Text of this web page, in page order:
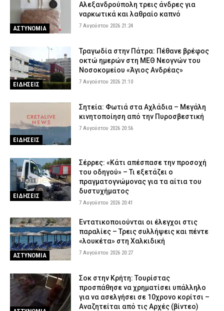
ΑΣΤΥΝΟΜΙΑ
Αλεξανδρούπολη τρεις άνδρες για
ναρκωτικά και λαθραίο καπνό
7 Αυγούστου 2026 21:24
ΕΙΔΗΣΕΙΣ
Τραγωδία στην Πάτρα: Πέθανε βρέφος
οκτώ ημερών στη ΜΕΘ Νεογνών του
Νοσοκομείου «Άγιος Ανδρέας»
7 Αυγούστου 2026 21:10
ΕΙΔΗΣΕΙΣ
Σητεία: Φωτιά στα Αχλάδια – Μεγάλη
κινητοποίηση από την Πυροσβεστική
7 Αυγούστου 2026 20:56
ΕΙΔΗΣΕΙΣ
Σέρρες: «Κάτι απέσπασε την προσοχή
του οδηγού» – Τι εξετάζει ο
πραγματογνώμονας για τα αίτια του
δυστυχήματος
7 Αυγούστου 2026 20:41
ΑΣΤΥΝΟΜΙΑ
Εντατικοποιούνται οι έλεγχοι στις
παραλίες – Τρεις συλλήψεις και πέντε
«λουκέτα» στη Χαλκιδική
7 Αυγούστου 2026 20:27
Σοκ στην Κρήτη: Τουρίστας
προσπάθησε να χρηματίσει υπάλληλο
για να ασελγήσει σε 10χρονο κορίτσι –
Αναζητείται από τις Αρχές (βίντεο)